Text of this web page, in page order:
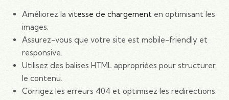
Améliorez la vitesse de chargement en optimisant les
images.
Assurez-vous que votre site est mobile-friendly et
responsive.
Utilisez des balises HTML appropriées pour structurer
le contenu.
Corrigez les erreurs 404 et optimisez les redirections.